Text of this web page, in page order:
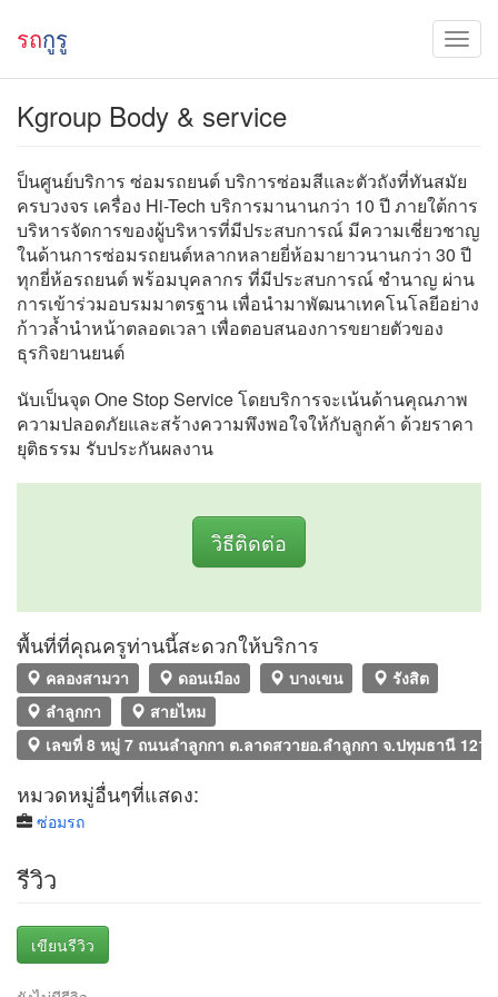
รถกูรู
Kgroup Body & service
ป็นศูนย์บริการ ซ่อมรถยนต์ บริการซ่อมสีและตัวถังที่ทันสมัย
ครบวงจร เครื่อง Hi-Tech บริการมานานกว่า 10 ปี ภายใต้การ
บริหารจัดการของผู้บริหารที่มีประสบการณ์ มีความเชี่ยวชาญ
ในด้านการซ่อมรถยนต์หลากหลายยี่ห้อมายาวนานกว่า 30 ปี
ทุกยี่ห้อรถยนต์ พร้อมบุคลากร ที่มีประสบการณ์ ชำนาญ ผ่าน
การเข้าร่วมอบรมมาตรฐาน เพื่อนำมาพัฒนาเทคโนโลยีอย่าง
ก้าวล้ำนำหน้าตลอดเวลา เพื่อตอบสนองการขยายตัวของ
ธุรกิจยานยนต์
นับเป็นจุด One Stop Service โดยบริการจะเน้นด้านคุณภาพ
ความปลอดภัยและสร้างความพึงพอใจให้กับลูกค้า ด้วยราคา
ยุติธรรม รับประกันผลงาน
วิธีติดต่อ
พื้นที่ที่คุณครูท่านนี้สะดวกให้บริการ
คลองสามวา ดอนเมือง บางเขน
รังสิต
ลำลูกกา
สายไหม
เลขที่ 8 หมู่ 7 ถนนลำลูกกา ต.ลาดสวายอ.ลำลูกกา จ.ปทุมธานี
หมวดหมู่อื่นๆที่แสดง:
ซ่อมรถ
รีวิว
เขียนรีวิว